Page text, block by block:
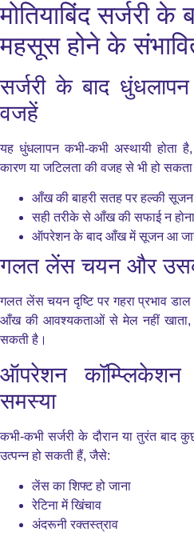
मोतियाबिंद सर्जरी के
महसूस होने के
सर्जरी के बाद
वजहें
यह धुंधलापन कभी-कभी अस्थायी होता
कारण या जटिलता की वजह से भी हो
आँख की बाहरी सतह पर हल्की सूजन
सही तरीके से आँख की सफाई न होना
ऑपरेशन के बाद आँख में सूजन आ
गलत लेंस चयन और
गलत लेंस चयन दृष्टि पर गहरा प्रभाव
आँख की आवश्यकताओं से मेल नहीं खाता,
सकती है।
ऑपरेशन
समस्या
कभी-कभी सर्जरी के दौरान या तुरंत बाद
उत्पन्न हो सकती हैं, जैसे:
लेंस का शिफ्ट हो जाना
रेटिना में खिंचाव
अंदरूनी रक्तस्त्राव